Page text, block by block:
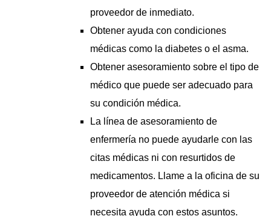
proveedor de inmediato.
Obtener ayuda con condiciones
médicas como la diabetes o el asma.
Obtener asesoramiento sobre el tipo de
médico que puede ser adecuado para
su condición médica.
La línea de asesoramiento de
enfermería no puede ayudarle con las
citas médicas ni con resurtidos de
medicamentos. Llame a la oficina de su
proveedor de atención médica si
necesita ayuda con estos asuntos.